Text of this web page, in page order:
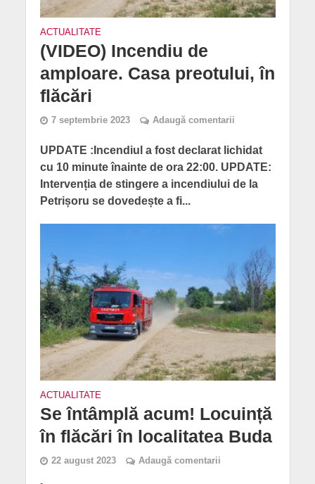
ACTUALITATE
(VIDEO) Incendiu de
amploare. Casa preotului, în
flăcări
7 septembrie 2023 Adaugă comentarii
UPDATE :Incendiul a fost declarat lichidat
cu 10 minute înainte de ora 22:00. UPDATE:
Intervenția de stingere a incendiului de la
Petrișoru se dovedește a fi...
ACTUALITATE
Se întâmplă acum! Locuință
în flăcări în localitatea Buda
22 august 2023 Adaugă comentarii